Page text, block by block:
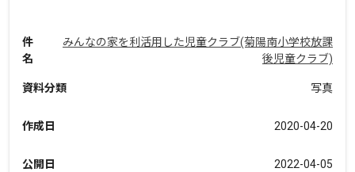
件
名
みんなの家を利活用した児童クラブ(菊陽南小学校放課
後児童クラブ)
資料分類 写真
作成日 2020-04-20
公開日 2022-04-05